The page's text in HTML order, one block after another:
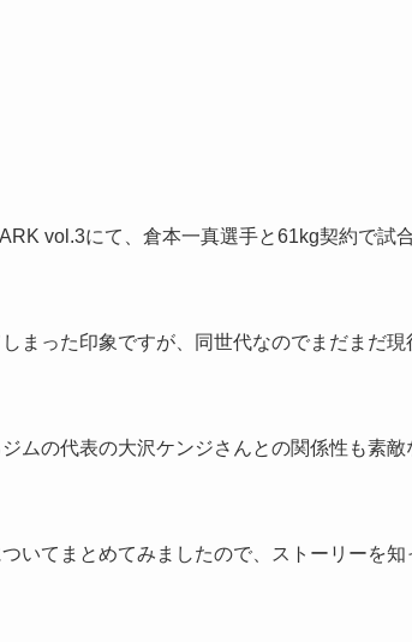
vol.3にて、倉本一真選手と61kg契約で試
まった印象ですが、同世代なのでまだまだ
ムの代表の大沢ケンジさんとの関係性も素
いてまとめてみましたので、ストーリーを